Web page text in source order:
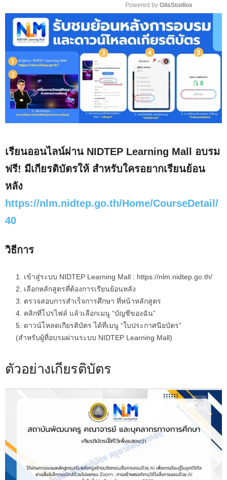
M
u
t
e
Powered by GliaStudios
เรียนออนไลน์ผ่าน NIDTEP Learning Mall อบรม
ฟรี! มีเกียรติบัตรให้ สำหรับใครอยากเรียนย้อน
หลัง
https://nlm.nidtep.go.th/Home/CourseDetail/
40
วิธีการ
เข้าสู่ระบบ NIDTEP Learning Mall : https://nlm.nidtep.go.th/
เลือกหลักสูตรที่ต้องการเรียนย้อนหลัง
ตรวจสอบการสำเร็จการศึกษา ที่หน้าหลักสูตร
คลิกที่โปรไฟล์ แล้วเลือกเมนู “บัญชีของฉัน”
ดาวน์โหลดเกียรติบัตร ได้ที่เมนู “ใบประกาศนียบัตร”
(สำหรับผู้ที่อบรมผ่านระบบ NIDTEP Learning Mall)
ตัวอย่างเกียรติบัตร